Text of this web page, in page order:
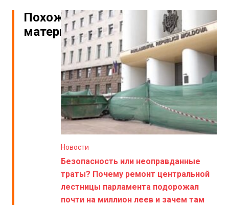
Похожие
материалы
Новости
Безопасность или неоправданные
траты? Почему ремонт центральной
лестницы парламента подорожал
почти на миллион леев и зачем там